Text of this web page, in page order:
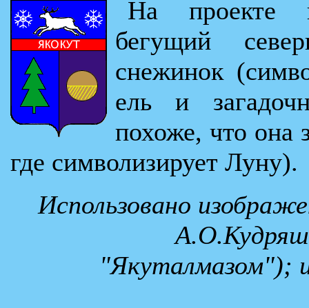
На проекте
бегущий
снежинок
ель и
похоже, что она
где символизирует Луну).
Использовано
"Якуталмазом");